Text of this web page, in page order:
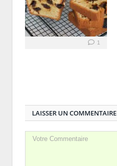
1
LAISSER UN COMMENTAIRE